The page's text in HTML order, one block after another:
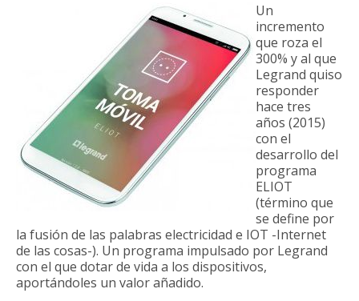
Un
incremento
que roza el
300% y al que
Legrand quiso
responder
hace tres
años (2015)
con el
desarrollo del
programa
ELIOT
(término que
se define por
la fusión de las palabras electricidad e IOT -Internet
de las cosas-). Un programa impulsado por Legrand
con el que dotar de vida a los dispositivos,
aportándoles un valor añadido.